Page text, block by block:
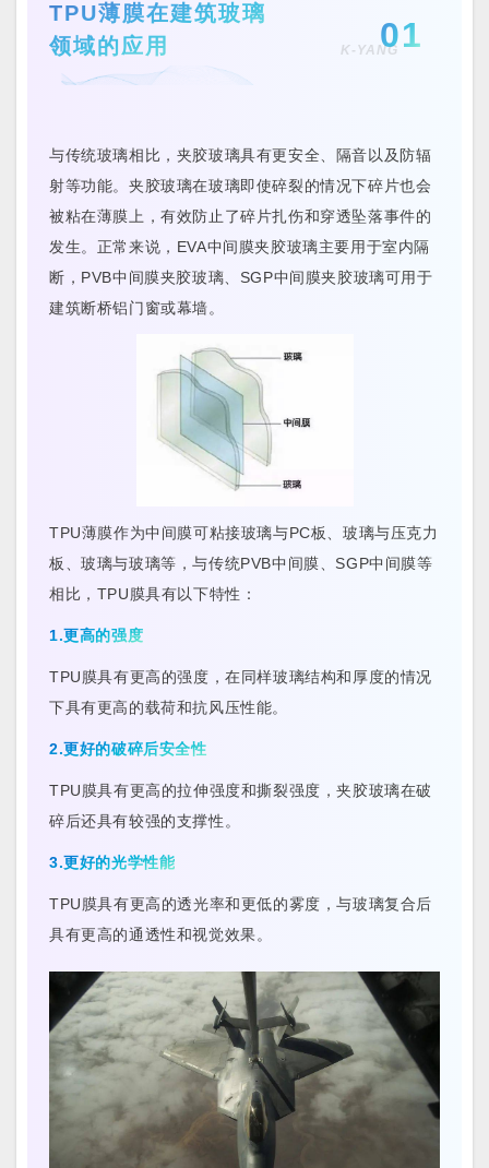
TPU薄膜在建筑玻璃
领域的应用
K-YANG01
与传统玻璃相比，夹胶玻璃具有更安全、隔音以及防辐
射等功能。夹胶玻璃在玻璃即使碎裂的情况下碎片也会
被粘在薄膜上，有效防止了碎片扎伤和穿透坠落事件的
发生。正常来说，EVA中间膜夹胶玻璃主要用于室内隔
断，PVB中间膜夹胶玻璃、SGP中间膜夹胶玻璃可用于
建筑断桥铝门窗或幕墙。
TPU薄膜作为中间膜可粘接玻璃与PC板、玻璃与压克力
板、玻璃与玻璃等，与传统PVB中间膜、SGP中间膜等
相比， TPU膜具有以下特性：
1.更高的强度
TPU膜具有更高的强度，在同样玻璃结构和厚度的情况
下具有更高的载荷和抗风压性能。
2.更好的破碎后安全性
TPU膜具有更高的拉伸强度和撕裂强度，夹胶玻璃在破
碎后还具有较强的支撑性。
3.更好的光学性能
TPU膜具有更高的透光率和更低的雾度，与玻璃复合后
具有更高的通透性和视觉效果。